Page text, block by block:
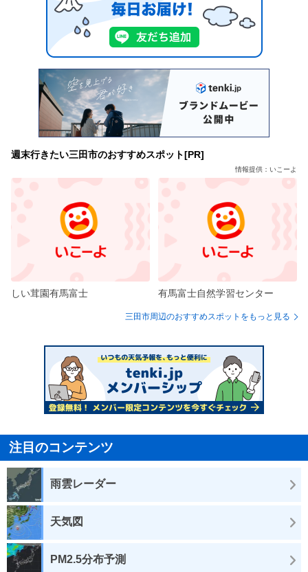
週末行きたい三田市のおすすめスポット[PR]
情報提供：いこーよ
しい茸園有馬富士 有馬富士自然学習センター
三田市周辺のおすすめスポットをもっと見る
注目のコンテンツ
雨雲レーダー
天気図
PM2.5分布予測